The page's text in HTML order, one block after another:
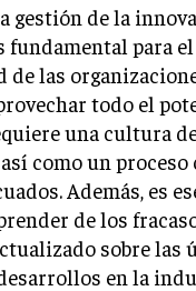
entradas
Rojas
Carlos Rojas, un eterno
Mi objetivo es
que moldean
libres, disfruto de la
la claridad en el
digitales y
gestión de la
fundamental para
las
todo el
una cultura
como un proceso
Además, es
de los
sobre las
en la